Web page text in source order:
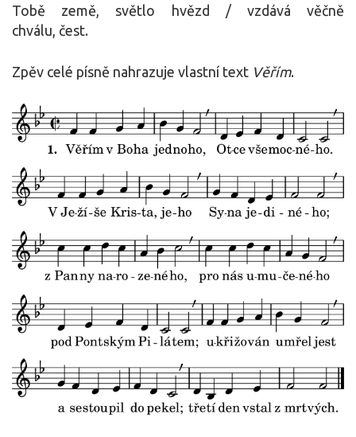
Tobě země, světlo hvězd / vzdává věčně
chválu, čest.
Zpěv celé písně nahrazuje vlastní text Věřím.